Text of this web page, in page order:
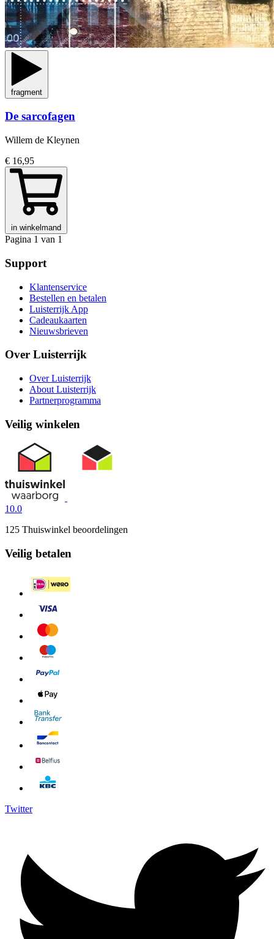
fragment
De sarcofagen
Willem de Kleynen
€ 16,95
in winkelmand
Pagina 1 van 1
Support
Klantenservice
Bestellen en betalen
Luisterrijk App
Cadeaukaarten
Nieuwsbrieven
Over Luisterrijk
Over Luisterrijk
About Luisterrijk
Partnerprogramma
Veilig winkelen
10.0
125 Thuiswinkel beoordelingen
Veilig betalen
Twitter